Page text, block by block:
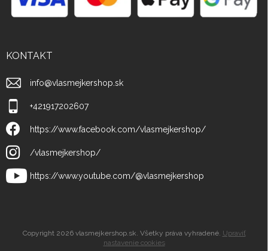
KONTAKT
info@vlasmejkershop.sk
+421917202607
https://www.facebook.com/vlasmejkershop/
/vlasmejkershop/
https://www.youtube.com/@vlasmejkershop
Copyright 2026 vlasmejkershop.sk . Všetky práva vyhradené. Upraviť
nastavenie cookies